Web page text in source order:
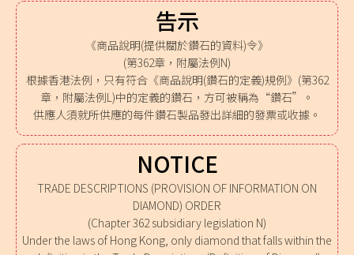
告示
《商品說明(提供關於鑽石的資料)令》
(第362章，附屬法例N)
根據香港法例，只有符合《商品說明(鑽石的定義)規例》(第362
章，附屬法例L)中的定義的鑽石，方可被稱為“鑽石”。
供應人須就所供應的每件鑽石製品發出詳細的發票或收據。
NOTICE
TRADE DESCRIPTIONS (PROVISION OF INFORMATION ON
DIAMOND) ORDER
(Chapter 362 subsidiary legislation N)
Under the laws of Hong Kong, only diamond that falls within the